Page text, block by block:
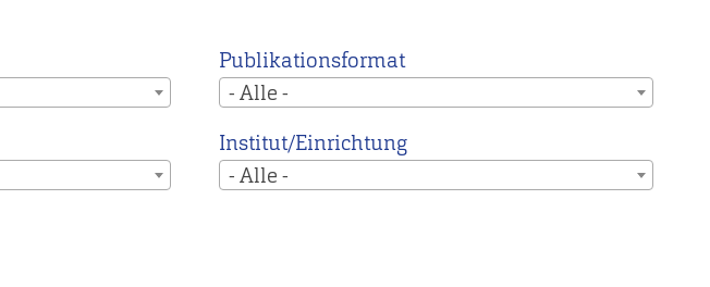
main
page
Publikationsformat
- Alle -
Institut/Einrichtung
- Alle -